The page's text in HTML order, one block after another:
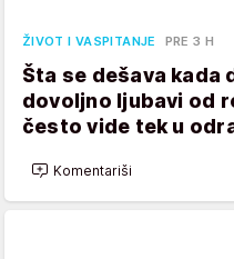
ŽIVOT I VASPITANJE PRE 3 H
Šta se dešava kada
dovoljno ljubavi od
često vide tek u
Komentariši